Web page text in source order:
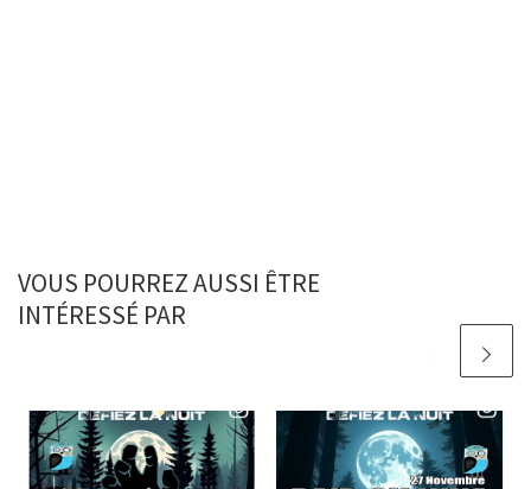
VOUS POURREZ AUSSI ÊTRE
INTÉRESSÉ PAR